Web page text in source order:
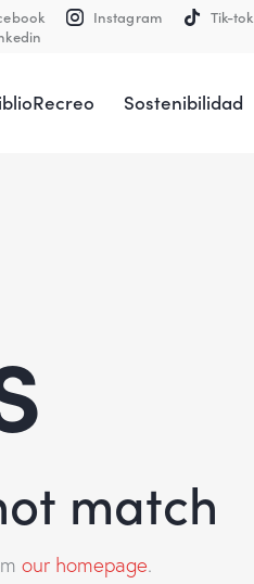
Instagram
Tik-tok
Sostenibilidad
match
our homepage.